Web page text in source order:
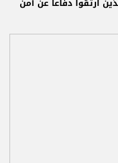
ارتقوا دفاعاً عن أمن